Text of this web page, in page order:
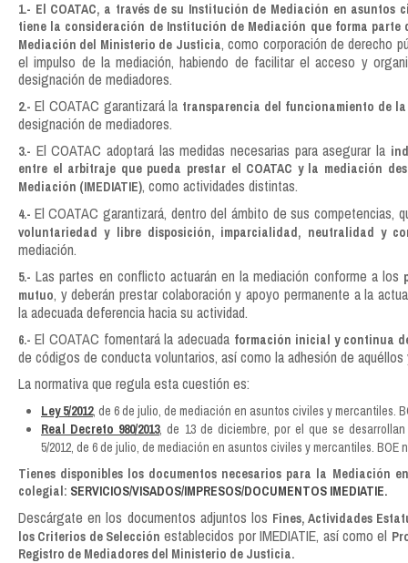
1.- El COATAC, a través de su Institución de Mediación en asuntos
tiene la consideración de Institución de Mediación que forma parte
Mediación del Ministerio de Justicia, como corporación de derecho
el impulso de la mediación, habiendo de facilitar el acceso y
designación de mediadores.
2.- El COATAC garantizará la transparencia del funcionamiento de
designación de mediadores.
3.- El COATAC adoptará las medidas necesarias para asegurar la
entre el arbitraje que pueda prestar el COATAC y la mediación
Mediación (IMEDIATIE), como actividades distintas.
4.- El COATAC garantizará, dentro del ámbito de sus competencias,
voluntariedad y libre disposición, imparcialidad, neutralidad y
mediación.
5.- Las partes en conflicto actuarán en la mediación conforme a los
mutuo, y deberán prestar colaboración y apoyo permanente a la
la adecuada deferencia hacia su actividad.
6.- El COATAC fomentará la adecuada formación inicial y continua
de códigos de conducta voluntarios, así como la adhesión de aquéllos
La normativa que regula esta cuestión es:
Ley 5/2012, de 6 de julio, de mediación en asuntos civiles y mercantiles.
Real Decreto 980/2013, de 13 de diciembre, por el que se
5/2012, de 6 de julio, de mediación en asuntos civiles y mercantiles. BOE
Tienes disponibles los documentos necesarios para la Mediación
colegial: SERVICIOS/VISADOS/IMPRESOS/DOCUMENTOS IMEDIATIE.
Descárgate en los documentos adjuntos los Fines, Actividades
los Criterios de Selección establecidos por IMEDIATIE, así como el
Registro de Mediadores del Ministerio de Justicia.